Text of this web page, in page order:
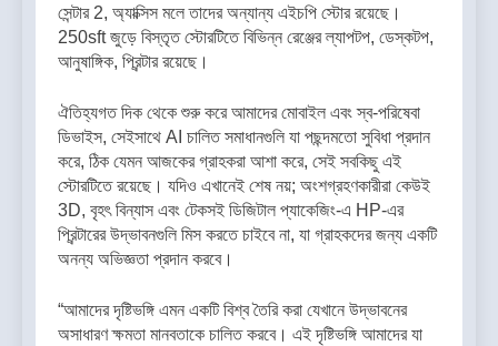
সেন্টার 2, অ্যাক্সিস মলে তাদের অন্যান্য এইচপি স্টোর রয়েছে।
250sft জুড়ে বিস্তৃত স্টোরটিতে বিভিন্ন রেঞ্জের ল্যাপটপ, ডেস্কটপ,
আনুষাঙ্গিক, প্রিন্টার রয়েছে।
ঐতিহ্যগত দিক থেকে শুরু করে আমাদের মোবাইল এবং স্ব-পরিষেবা
ডিভাইস, সেইসাথে AI চালিত সমাধানগুলি যা পছন্দমতো সুবিধা প্রদান
করে, ঠিক যেমন আজকের গ্রাহকরা আশা করে, সেই সবকিছু এই
স্টোরটিতে রয়েছে। যদিও এখানেই শেষ নয়; অংশগ্রহণকারীরা কেউই
3D, বৃহৎ বিন্যাস এবং টেকসই ডিজিটাল প্যাকেজিং-এ HP-এর
প্রিন্টারের উদ্ভাবনগুলি মিস করতে চাইবে না, যা গ্রাহকদের জন্য একটি
অনন্য অভিজ্ঞতা প্রদান করবে।
“আমাদের দৃষ্টিভঙ্গি এমন একটি বিশ্ব তৈরি করা যেখানে উদ্ভাবনের
অসাধারণ ক্ষমতা মানবতাকে চালিত করবে। এই দৃষ্টিভঙ্গি আমাদের যা